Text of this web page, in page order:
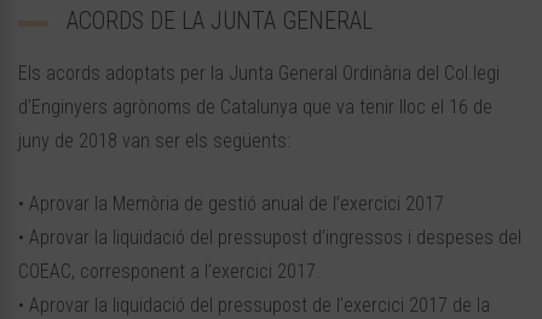
ACORDS DE LA JUNTA GENERAL
Els acords adoptats per la Junta General Ordinària del Col.legi
d’Enginyers agrònoms de Catalunya que va tenir lloc el 16 de
juny de 2018 van ser els següents:
• Aprovar la Memòria de gestió anual de l’exercici 2017
• Aprovar la liquidació del pressupost d’ingressos i despeses del
COEAC, corresponent a l’exercici 2017.
• Aprovar la liquidació del pressupost de l’exercici 2017 de la